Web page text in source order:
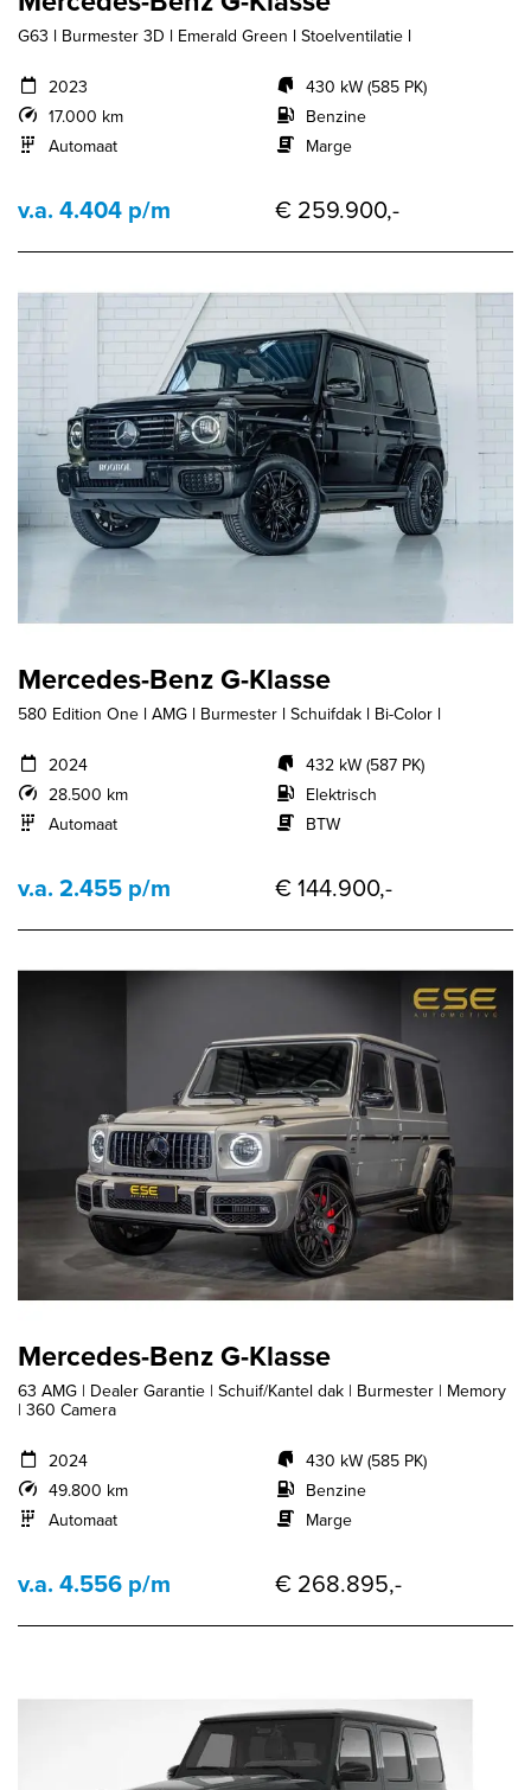
G63 l Burmester 3D l Emerald Green l Stoelventilatie l
2023
17.000 km
Automaat
430 kW (585 PK)
Benzine
Marge
v.a. 4.404 p/m € 259.900,-
Mercedes-Benz G-Klasse
580 Edition One l AMG l Burmester l Schuifdak l Bi-Color l
2024
28.500 km
Automaat
432 kW (587 PK)
Elektrisch
BTW
v.a. 2.455 p/m € 144.900,-
Mercedes-Benz G-Klasse
63 AMG | Dealer Garantie | Schuif/Kantel dak | Burmester | Memory
| 360 Camera
2024
49.800 km
Automaat
430 kW (585 PK)
Benzine
Marge
v.a. 4.556 p/m € 268.895,-